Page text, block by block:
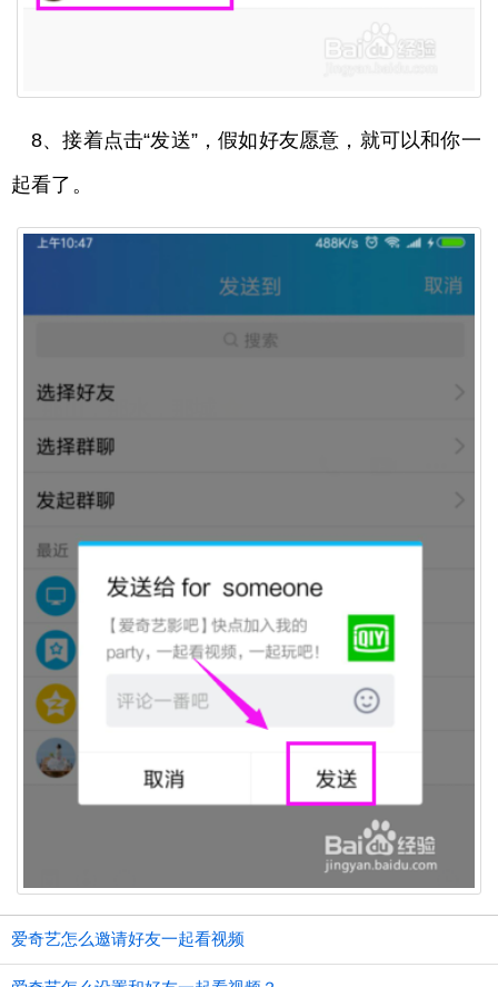
8、接着点击“发送”，假如好友愿意，就可以和你一
起看了。
爱奇艺怎么邀请好友一起看视频